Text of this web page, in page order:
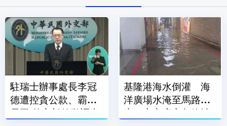
駐瑞士辦事處長李冠
德遭控貪公款、霸凌
員工 外交部啟動調查
基隆港海水倒灌 海
洋廣場水淹至馬路、
廟口夜市店家急築沙